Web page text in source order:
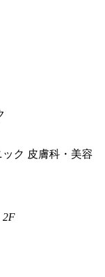
ク 皮膚科・美容
2F